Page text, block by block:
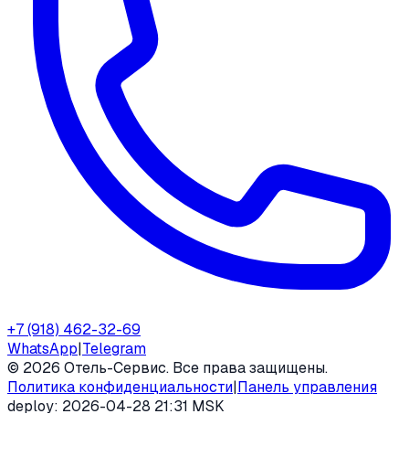
+7 (918) 462-32-69
WhatsApp|Telegram
© 2026 Отель-Сервис. Все права защищены.
Политика конфиденциальности|Панель управления
deploy: 2026-04-28 21:31 MSK